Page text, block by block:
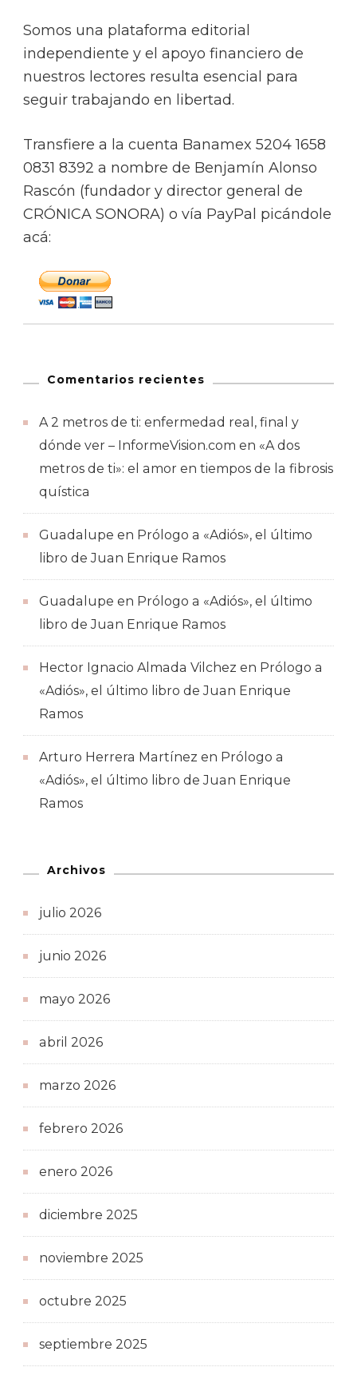
Somos una plataforma editorial
independiente y el apoyo financiero de
nuestros lectores resulta esencial para
seguir trabajando en libertad.
Transfiere a la cuenta Banamex 5204 1658
0831 8392 a nombre de Benjamín Alonso
Rascón (fundador y director general de
CRÓNICA SONORA) o vía PayPal picándole
acá:
Comentarios recientes
A 2 metros de ti: enfermedad real, final y
dónde ver – InformeVision.com en «A dos
metros de ti»: el amor en tiempos de la fibrosis
quística
Guadalupe en Prólogo a «Adiós», el último
libro de Juan Enrique Ramos
Guadalupe en Prólogo a «Adiós», el último
libro de Juan Enrique Ramos
Hector Ignacio Almada Vilchez en Prólogo a
«Adiós», el último libro de Juan Enrique
Ramos
Arturo Herrera Martínez en Prólogo a
«Adiós», el último libro de Juan Enrique
Ramos
Archivos
julio 2026
junio 2026
mayo 2026
abril 2026
marzo 2026
febrero 2026
enero 2026
diciembre 2025
noviembre 2025
octubre 2025
septiembre 2025